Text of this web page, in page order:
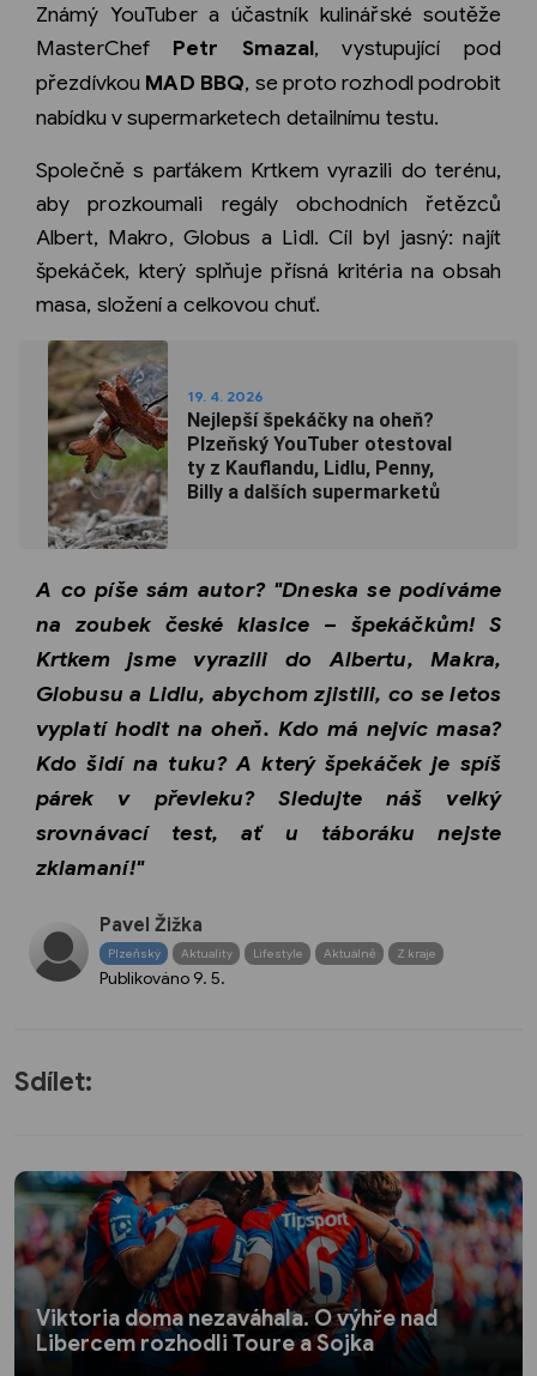
Známý YouTuber a účastník kulinářské soutěže
MasterChef Petr Smazal, vystupující pod
přezdívkou MAD BBQ, se proto rozhodl podrobit
nabídku v supermarketech detailnímu testu.
Společně s parťákem Krtkem vyrazili do terénu,
aby prozkoumali regály obchodních řetězců
Albert, Makro, Globus a Lidl. Cíl byl jasný: najít
špekáček, který splňuje přísná kritéria na obsah
masa, složení a celkovou chuť.
19. 4. 2026
Nejlepší špekáčky na oheň?
Plzeňský YouTuber otestoval
ty z Kauflandu, Lidlu, Penny,
Billy a dalších supermarketů
A co píše sám autor? "Dneska se podíváme
na zoubek české klasice – špekáčkům! S
Krtkem jsme vyrazili do Albertu, Makra,
Globusu a Lidlu, abychom zjistili, co se letos
vyplatí hodit na oheň. Kdo má nejvíc masa?
Kdo šidí na tuku? A který špekáček je spíš
párek v převleku? Sledujte náš velký
srovnávací test, ať u táboráku nejste
zklamaní!"
Pavel Žižka
Plzeňský Aktuality Lifestyle Aktuálně Z kraje
Publikováno 9. 5.
Sdílet:
Viktoria doma nezaváhala. O výhře nad
Libercem rozhodli Toure a Sojka